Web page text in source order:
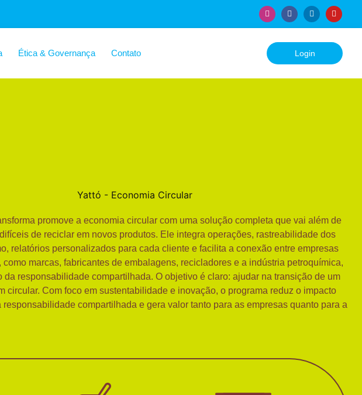
Ética & Governança Contato Login
promove a economia circular com uma solução completa que vai além de
de reciclar em novos produtos. Ele integra operações, rastreabilidade dos
relatórios personalizados para cada cliente e facilita a conexão entre empresas
como marcas, fabricantes de embalagens, recicladores e a indústria petroquímica,
da responsabilidade compartilhada. O objetivo é claro: ajudar na transição de um
circular. Com foco em sustentabilidade e inovação, o programa reduz o impacto
responsabilidade compartilhada e gera valor tanto para as empresas quanto para a